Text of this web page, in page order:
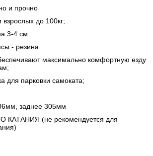
и прочно
до 100кг;
3-4 см.
- резина
максимально комфортную езду
для парковки самоката;
заднее 305мм
(не рекомендуется для